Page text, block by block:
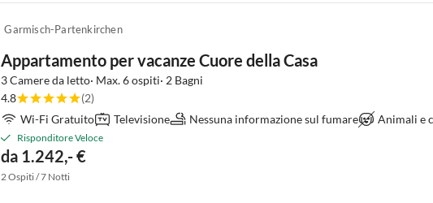
Garmisch-Partenkirchen
Appartamento per vacanze Cuore della Casa
3 Camere da letto· Max. 6 ospiti· 2 Bagni
4.8
(2)
Wi-Fi Gratuito
Televisione Nessuna informazione sul fumare Animali e
Risponditore Veloce
da 1.242,- €
2 Ospiti / 7 Notti